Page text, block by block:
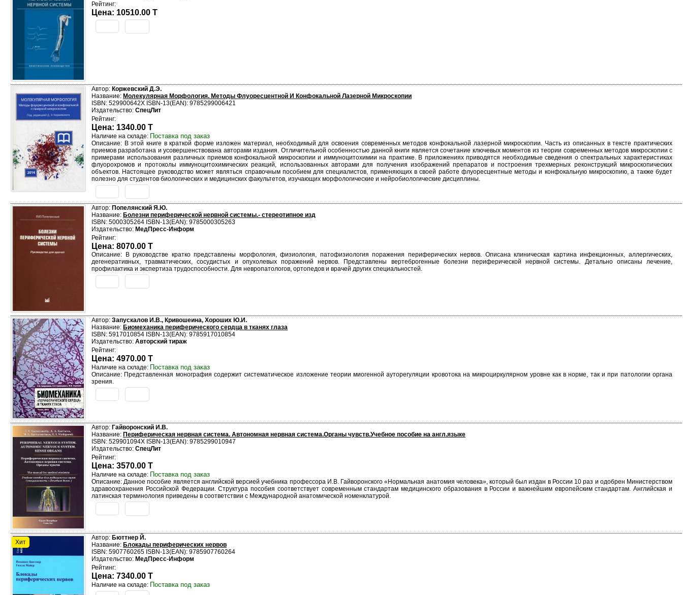
Рейтинг:
Цена: 10510.00 T
Автор: Коржевский Д.Э.
Название: Молекулярная Морфология. Методы Флуоресцентной И Конфокальной Лазерной Микроскопии
ISBN: 529900642X ISBN-13(EAN): 9785299006421
Издательство: СпецЛит
Рейтинг:
Цена: 1340.00 T
Наличие на складе: Поставка под заказ
Описание: В этой книге в краткой форме изложен материал, необходимый для освоения современных методов конфокальной лазерной микроскопии. Часть из описанных в тексте практических
приемов разработана и усовершенствована авторами издания. Отличительной особенностью данной книги является сочетание ключевых моментов из теории современных методов микроскопии с
примерами использования различных приемов конфокальной микроскопии и иммуноцитохимии на практике. В приложениях приводятся необходимые сведения о спектральных характеристиках
флуорохромов и протоколы иммуноцитохимических реакций, использованных авторами для получения изображений препаратов и построения трехмерных реконструкций микроскопических
объектов. Настоящее руководство может являться справочным пособием для специалистов, применяющих в своей работе флуоресцентные методы и конфокальную микроскопию, а также будет
полезно для студентов биологических и медицинских факультетов, изучающих морфологические и нейробиологические дисциплины.
Автор: Попелянский Я.Ю.
Название: Болезни периферической нервной системы.- стереотипное изд
ISBN: 5000305264 ISBN-13(EAN): 9785000305263
Издательство: МедПресс-Информ
Рейтинг:
Цена: 8070.00 T
Описание: В руководстве кратко представлены морфология, физиология, патофизиология поражения периферических нервов. Описана клиническая картина инфекционных, аллергических,
дегенеративных, травматических, сосудистых и опухолевых поражений нервов. Представлены вертеброгенные болезни периферической нервной системы. Детально описаны лечение,
профилактика и экспертиза трудоспособности. Для невропатологов, ортопедов и врачей других специальностей.
Автор: Запускалов И.В., Кривошеина, Хороших Ю.И.
Название: Биомеханика периферического сердца в тканях глаза
ISBN: 5917010854 ISBN-13(EAN): 9785917010854
Издательство: Авторский тираж
Рейтинг:
Цена: 4970.00 T
Наличие на складе: Поставка под заказ
Описание: Представленная монография содержит систематическое изложение теории миогенной ауторегуляции кровотока на микроциркулярном уровне как в норме, так и при патологии органа
зрения.
Автор: Гайворонский И.В.
Название: Периферическая нервная система. Автономная нервная система.Органы чувств.Учебное пособие на англ.языке
ISBN: 529901094X ISBN-13(EAN): 9785299010947
Издательство: СпецЛит
Рейтинг:
Цена: 3570.00 T
Наличие на складе: Поставка под заказ
Описание: Данное пособие является английской версией учебника профессора И.В. Гайворонского «Нормальная анатомия человека», который был издан в России 10 раз и одобрен Министерством
здравоохранения Российской Федерации. Структура пособия соответствует современным стандартам медицинского образования в России и важнейшим европейским стандартам. Английская и
латинская терминология приведены в соответствии с Международной анатомической номенклатурой.
Хит
Автор: Бюттнер Й.
Название: Блокады периферических нервов
ISBN: 5907760265 ISBN-13(EAN): 9785907760264
Издательство: МедПресс-Информ
Рейтинг:
Цена: 7340.00 T
Наличие на складе: Поставка под заказ